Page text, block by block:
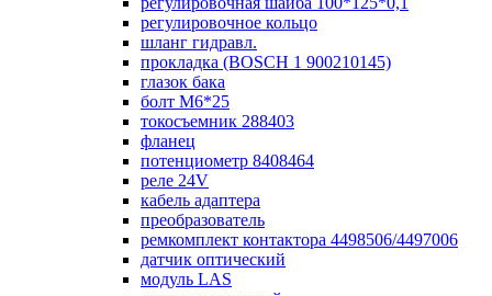
регулировочное кольцо
шланг гидравл.
прокладка (BOSCH 1 900210145)
глазок бака
болт М6*25
токосъемник 288403
фланец
потенциометр 8408464
реле 24V
кабель адаптера
преобразователь
ремкомплект контактора 4498506/4497006
датчик оптический
модуль LAS